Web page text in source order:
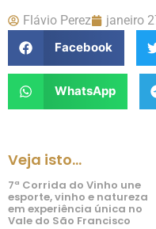
Flávio Perez janeiro
Facebook
WhatsApp
Veja isto...
7ª Corrida do Vinho une
esporte, vinho e natureza
em experiência única no
Vale do São Francisco